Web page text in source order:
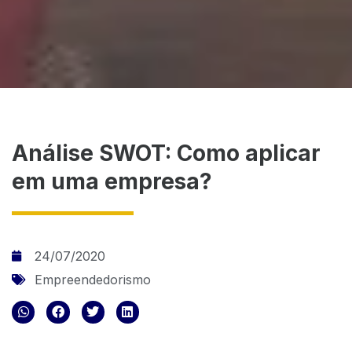
Análise SWOT: Como aplicar
em uma empresa?
24/07/2020
Empreendedorismo